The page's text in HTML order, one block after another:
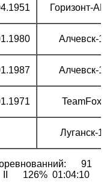
Горизонт-
Алчевск-1
Алчевск-1
TeamFox
Луганск-1
91
126% 01:04:10